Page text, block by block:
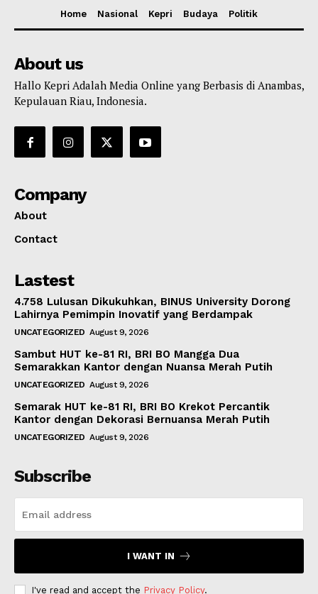
Home Nasional Kepri Budaya Politik
About us
Hallo Kepri Adalah Media Online yang Berbasis di Anambas,
Kepulauan Riau, Indonesia.
Company
About
Contact
Lastest
4.758 Lulusan Dikukuhkan, BINUS University Dorong
Lahirnya Pemimpin Inovatif yang Berdampak
UNCATEGORIZED August 9, 2026
Sambut HUT ke-81 RI, BRI BO Mangga Dua
Semarakkan Kantor dengan Nuansa Merah Putih
UNCATEGORIZED August 9, 2026
Semarak HUT ke-81 RI, BRI BO Krekot Percantik
Kantor dengan Dekorasi Bernuansa Merah Putih
UNCATEGORIZED August 9, 2026
Subscribe
I WANT IN
I've read and accept the Privacy Policy.